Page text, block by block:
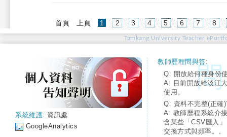
首頁 上頁 1 (current)
2 3 4 5 6 7 8
Tamkang University Teacher
系統維護: 資訊處
GoogleAnalytics
教師歷程問與答:
Q: 開放給何種身份
A: 目前開放給淡江
使用。
Q: 資料不完整(正確
A: 教師歷程系統介
含某些「CSV匯入
交換方式與頻率。。